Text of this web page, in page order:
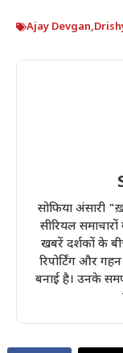
Ajay Devgan,
सोफिया अंसारी
सीरियल
खबरें दर्शकों के
रिपोर्टिंग और
बनाई है। उनके